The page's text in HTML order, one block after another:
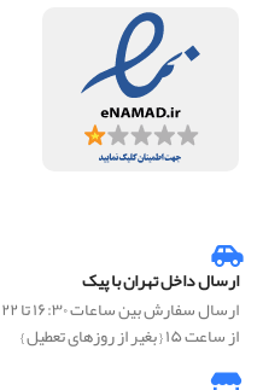
ارسال داخل تهران با پیک
از ساعت ۱۵ { بغیر از روزهای تعطیل }